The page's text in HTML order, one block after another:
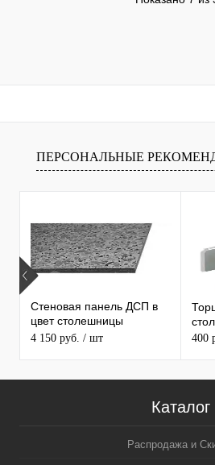
ПЕРСОНАЛЬНЫЕ
ПРОДАВАЕМЫЕ
Стеновая панель ДСП в
цвет столешницы
MAERSS
4 150 руб. / шт 400
Каталог
Распродажа и